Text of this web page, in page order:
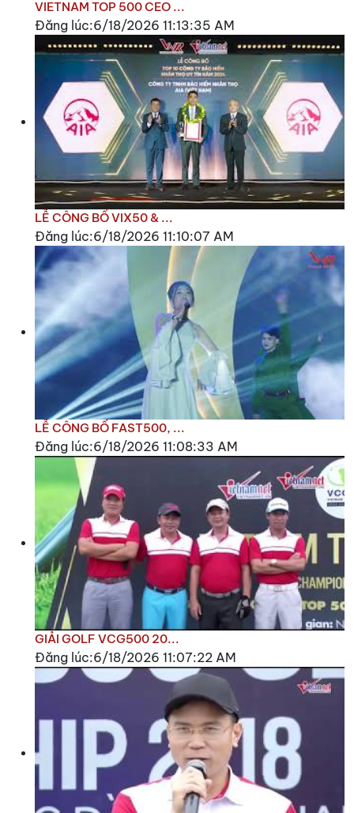
VIETNAM TOP 500 CEO ...
Đăng lúc:6/18/2026 11:13:35 AM
LỄ CÔNG BỐ VIX50 & ...
Đăng lúc:6/18/2026 11:10:07 AM
LỄ CÔNG BỐ FAST500, ...
Đăng lúc:6/18/2026 11:08:33 AM
GIẢI GOLF VCG500 20...
Đăng lúc:6/18/2026 11:07:22 AM